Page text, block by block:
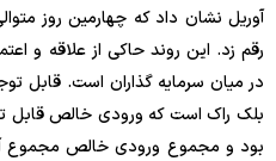
رقم زد. این روند حاکی از علاقه و